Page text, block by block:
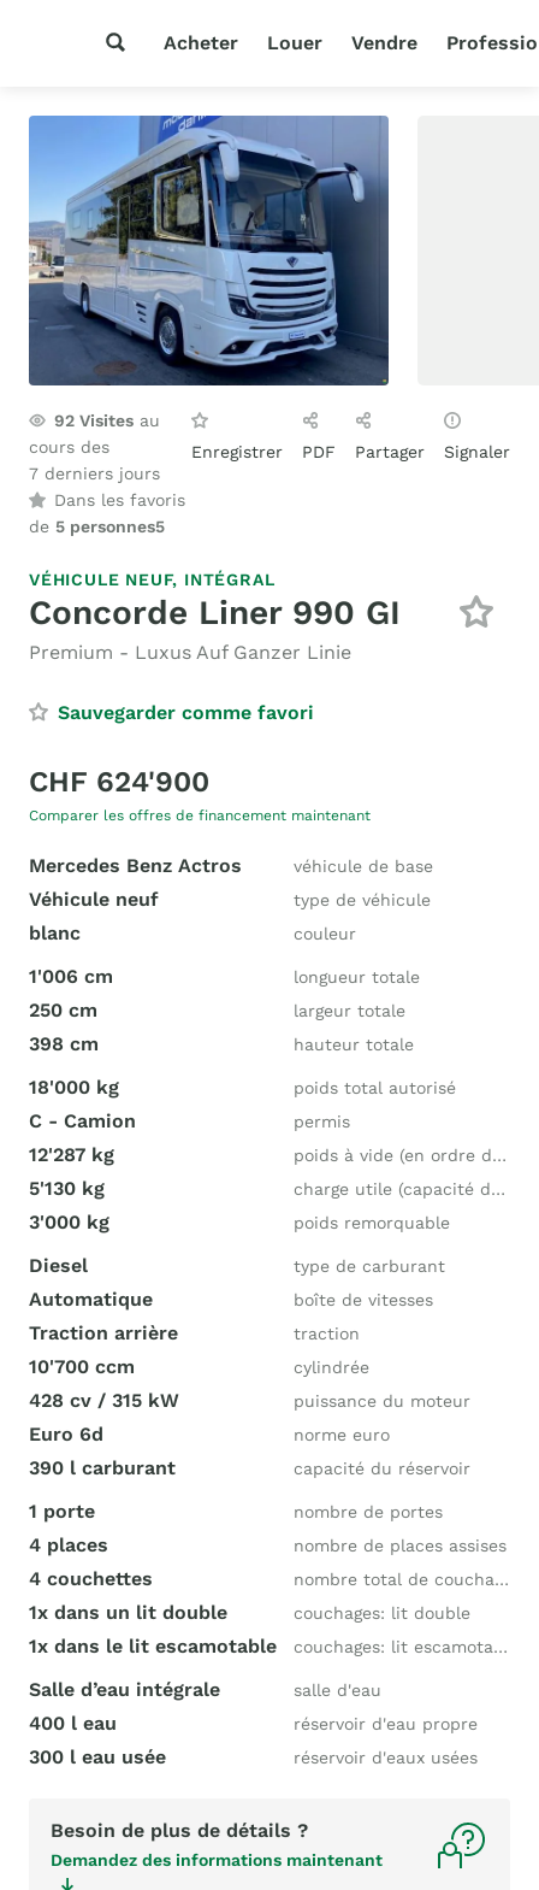
Acheter Louer Vendre
92 Visites au
cours des
7 derniers jours
Dans les favoris
de 5 personnes5
Enregistrer PDF Partager Signaler
VÉHICULE NEUF, INTÉGRAL
Concorde Liner 990 GI
Premium - Luxus Auf Ganzer Linie
Sauvegarder comme favori
CHF 624'900
Comparer les offres de financement maintenant
Mercedes Benz Actros véhicule de base
Véhicule neuf type de véhicule
blanc couleur
1'006 cm longueur totale
250 cm largeur totale
398 cm hauteur totale
18'000 kg poids total autorisé
C - Camion permis
12'287 kg poids à vide (en ordre de marche)
5'130 kg charge utile (capacité de charge)
3'000 kg poids remorquable
Diesel type de carburant
Automatique boîte de vitesses
Traction arrière traction
10'700 ccm cylindrée
428 cv / 315 kW puissance du moteur
Euro 6d norme euro
390 l carburant capacité du réservoir
1 porte nombre de portes
4 places nombre de places assises
4 couchettes nombre total de couchages
1x dans un lit double couchages: lit double
1x dans le lit escamotable couchages: lit escamotable
Salle d’eau intégrale salle d'eau
400 l eau réservoir d'eau propre
300 l eau usée réservoir d'eaux usées
Besoin de plus de détails ?
Demandez des informations maintenant